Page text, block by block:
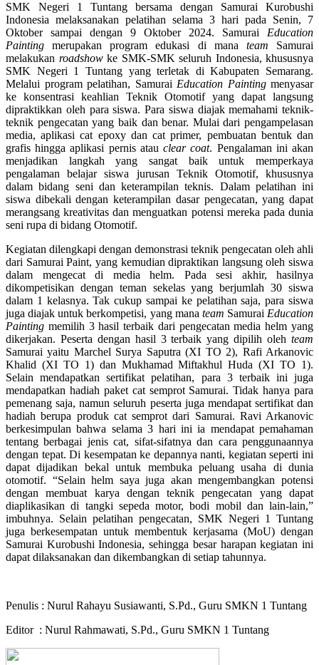
SMK Negeri 1 Tuntang bersama dengan Samurai Kurobushi
Indonesia melaksanakan pelatihan selama 3 hari pada Senin, 7
Oktober sampai dengan 9 Oktober 2024. Samurai Education
Painting merupakan program edukasi di mana team Samurai
melakukan roadshowke SMK-SMK seluruh Indonesia, khususnya
SMK Negeri 1 Tuntang yang terletak di Kabupaten Semarang.
Melalui program pelatihan, Samurai Education Paintingmenyasar
ke konsentrasi keahlian Teknik Otomotif yang dapat langsung
dipraktikkan oleh para siswa. Para siswa diajak memahami teknik-
teknik pengecatan yang baik dan benar. Mulai dari pengampelasan
media, aplikasi cat epoxy dan cat primer, pembuatan bentuk dan
grafis hingga aplikasi pernis atauclear coat. Pengalaman ini akan
menjadikan langkah yang sangat baik untuk memperkaya
pengalaman belajar siswa jurusan Teknik Otomotif, khususnya
dalam bidang seni dan keterampilan teknis. Dalam pelatihan ini
siswa dibekali dengan keterampilan dasar pengecatan, yang dapat
merangsang kreativitas dan menguatkan potensi mereka pada dunia
seni rupa di bidang Otomotif.
Kegiatan dilengkapi dengan demonstrasi teknik pengecatan oleh ahli
dari Samurai Paint, yang kemudian dipraktikan langsung oleh siswa
dalam mengecat di media helm. Pada sesi akhir, hasilnya
dikompetisikan dengan teman sekelas yang berjumlah 30 siswa
dalam 1 kelasnya. Tak cukup sampai ke pelatihan saja, para siswa
juga diajak untuk berkompetisi, yang mana team Samurai Education
Painting memilih 3 hasil terbaik dari pengecatan media helm yang
dikerjakan. Peserta dengan hasil 3 terbaik yang dipilih oleh team
Samurai yaitu Marchel Surya Saputra (XI TO 2), Rafi Arkanovic
Khalid (XI TO 1) dan Mukhamad Miftakhul Huda (XI TO 1).
Selain mendapatkan sertifikat pelatihan, para 3 terbaik ini juga
mendapatkan hadiah paket cat semprot Samurai. Tidak hanya para
pemenang saja, namun seluruh peserta juga mendapat sertifikat dan
hadiah berupa produk cat semprot dari Samurai. Ravi Arkanovic
berkesimpulan bahwa selama 3 hari ini ia mendapat pemahaman
tentang berbagai jenis cat, sifat-sifatnya dan cara penggunaannya
dengan tepat. Di kesempatan ke depannya nanti, kegiatan seperti ini
dapat dijadikan bekal untuk membuka peluang usaha di dunia
otomotif. “Selain helm saya juga akan mengembangkan potensi
dengan membuat karya dengan teknik pengecatan yang dapat
diaplikasikan di tangki sepeda motor, bodi mobil dan lain-lain,”
imbuhnya. Selain pelatihan pengecatan, SMK Negeri 1 Tuntang
juga berkesempatan untuk membentuk kerjasama (MoU) dengan
Samurai Kurobushi Indonesia, sehingga besar harapan kegiatan ini
dapat dilaksanakan dan dikembangkan di setiap tahunnya.
Penulis : Nurul Rahayu Susiawanti, S.Pd., Guru SMKN 1 Tuntang
Editor : Nurul Rahmawati, S.Pd., Guru SMKN 1 Tuntang